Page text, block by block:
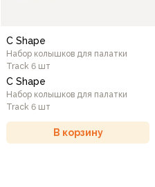
C Shape
Набор колышков для палатки
Track 6 шт
C Shape
Набор колышков для палатки
Track 6 шт
В корзину